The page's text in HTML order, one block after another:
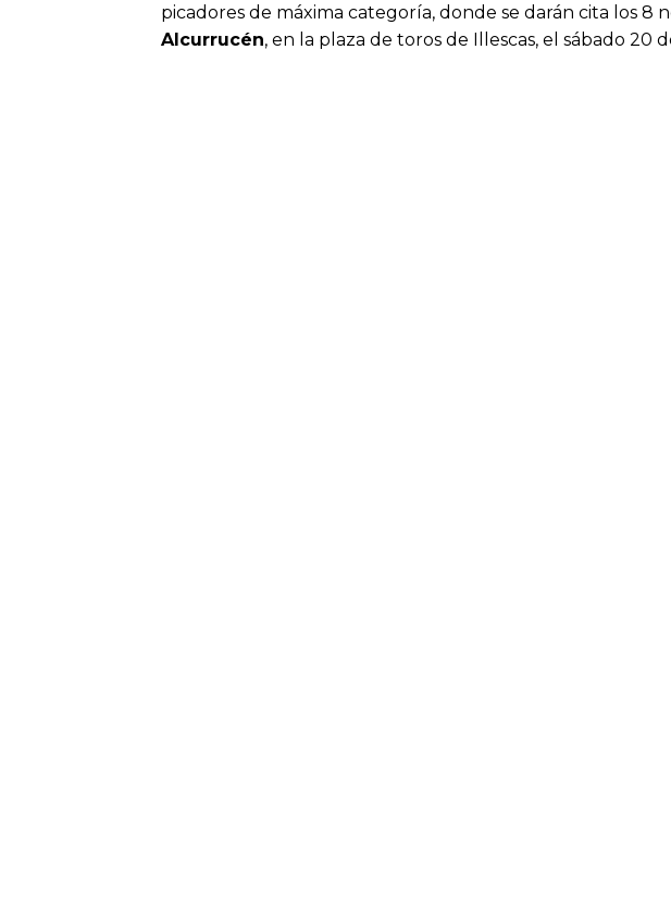
picadores de máxima categoría, donde se darán cita los
Alcurrucén, en la plaza de toros de Illescas, el sábado 20